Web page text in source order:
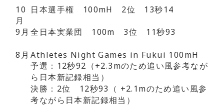
10
月
日本選手権 100mH 2位 13秒14
9月 全日本実業団 100m 3位 11秒93
8月 Athletes Night Games in Fukui 100mH
予選：12秒92（+2.3mのため追い風参考なが
ら日本新記録相当）
決勝：2位 12秒93（ +2.1mのため追い風参
考ながら日本新記録相当）